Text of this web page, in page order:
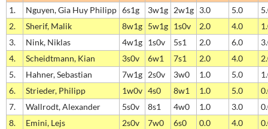
1.
Nguyen, Gia Huy Philipp 6s1g 3w1g 2w1g 3.0 5.0
2.
Sherif, Malik 8w1g 5w1g 1s0v 2.0 4.0
3.
Nink, Niklas 4w1g 1s0v 5s1 2.0 6.0
4.
Scheidtmann, Kian 3s0v 6w1 7s1 2.0 4.0
5.
Hahner, Sebastian 7w1g 2s0v 3w0 1.0 5.0
6.
Strieder, Philipp 1w0v 4s0 8w1 1.0 5.0
7.
Wallrodt, Alexander 5s0v 8s1 4w0 1.0 3.0
8.
Emini, Lejs 2s0v 7w0 6s0 0.0 4.0